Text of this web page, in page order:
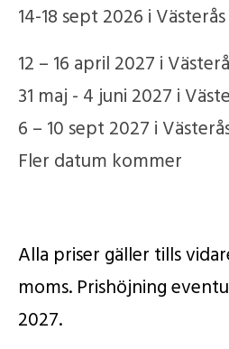
14-18 sept 2026 i Västerås
12 – 16 april 2027 i
31 maj - 4 juni 2027 i
6 – 10 sept 2027 i
Fler datum kommer
Alla priser gäller tills
moms. Prishöjning
2027.